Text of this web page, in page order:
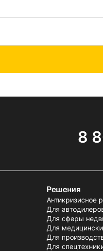
8
Решения
Антикризисное
Для
Для сферы
Для
Для
Для